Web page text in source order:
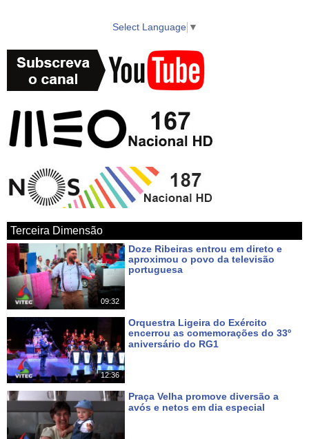
Select Language ▼
Terceira Dimensão
09:32
Doze Ribeiras entrou em direto e
aproximou o povo da televisão
portuguesa
12:36
Orquestra Ligeira do Exército
encerrou as comemorações do 33º
aniversário do RG1
Praça Velha promove diversão a
avós e netos em dia especial